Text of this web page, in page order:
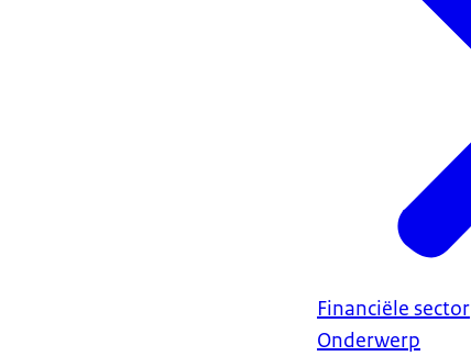
Financiële sector
Onderwerp